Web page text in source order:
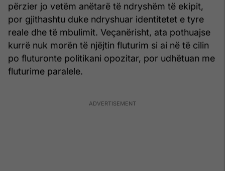
përzier jo vetëm anëtarë të ndryshëm të ekipit,
por gjithashtu duke ndryshuar identitetet e tyre
reale dhe të mbulimit. Veçanërisht, ata pothuajse
kurrë nuk morën të njëjtin fluturim si ai në të cilin
po fluturonte politikani opozitar, por udhëtuan me
fluturime paralele.